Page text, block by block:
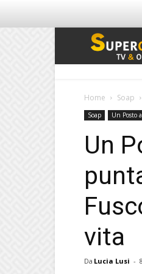
Home Soap
Soap Un Posto
Un
vita
Da Lucia Lusi -